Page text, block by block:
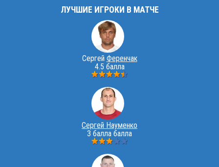
ЛУЧШИЕ ИГРОКИ В МАТЧЕ
Сергей Ференчак
4.5 балла
Сергей Науменко
3 балла балла